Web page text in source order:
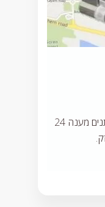
מחפש מנעולן בקיבוץ אילון? אנחנו נותנים מענה 24